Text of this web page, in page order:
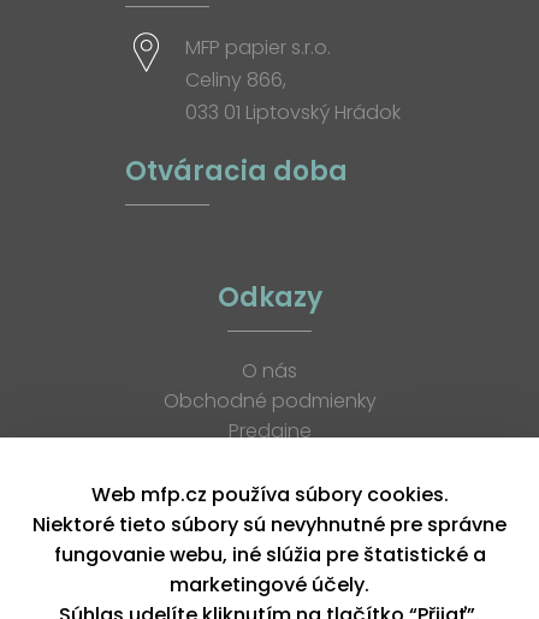
MFP papier s.r.o.
Celiny 866,
033 01 Liptovský Hrádok
Otváracia doba
Odkazy
O nás
Obchodné podmienky
Predajne
K stiahnutiu
Blog
Kontakt
Kariéra
XML feed
Web mfp.cz používa súbory cookies.
Niektoré tieto súbory sú nevyhnutné pre správne
fungovanie webu, iné slúžia pre štatistické a
marketingové účely.